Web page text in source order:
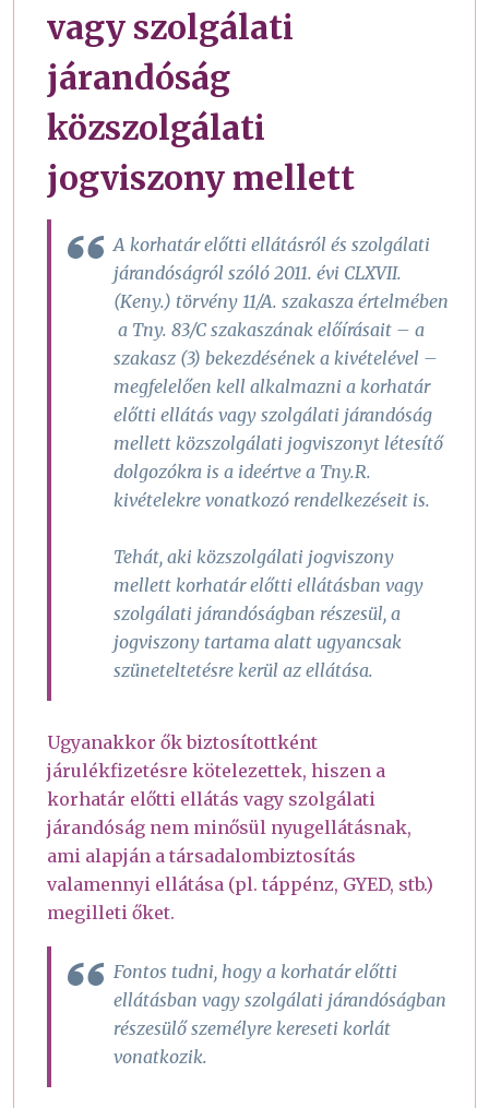
vagy szolgálati
járandóság
közszolgálati
jogviszony mellett
A korhatár előtti ellátásról és szolgálati
járandóságról szóló 2011. évi CLXVII.
(Keny.) törvény 11/A. szakasza értelmében
a Tny. 83/C szakaszának előírásait – a
szakasz (3) bekezdésének a kivételével –
megfelelően kell alkalmazni a korhatár
előtti ellátás vagy szolgálati járandóság
mellett közszolgálati jogviszonyt létesítő
dolgozókra is a ideértve a Tny.R.
kivételekre vonatkozó rendelkezéseit is.
Tehát, aki közszolgálati jogviszony
mellett korhatár előtti ellátásban vagy
szolgálati járandóságban részesül, a
jogviszony tartama alatt ugyancsak
szüneteltetésre kerül az ellátása.
Ugyanakkor ők biztosítottként
járulékfizetésre kötelezettek, hiszen a
korhatár előtti ellátás vagy szolgálati
járandóság nem minősül nyugellátásnak,
ami alapján a társadalombiztosítás
valamennyi ellátása (pl. táppénz, GYED, stb.)
megilleti őket.
Fontos tudni, hogy a korhatár előtti
ellátásban vagy szolgálati járandóságban
részesülő személyre kereseti korlát
vonatkozik.